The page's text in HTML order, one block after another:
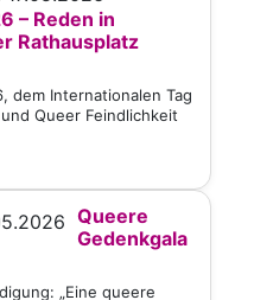
– Reden in
Rathausplatz
dem Internationalen Tag
Queer Feindlichkeit
Queere
Gedenkgala
„Eine queere